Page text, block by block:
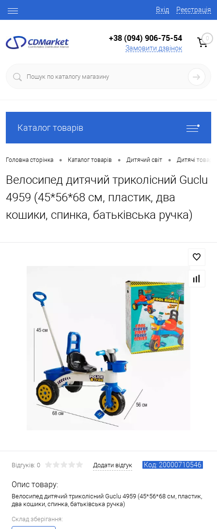
Вхід Реєстрація
+38 (094) 906-75-54
Замовити дзвінок
0
Каталог товарів
Головна сторінка • Каталог товарів • Дитячий світ • Дитячі
Велосипед дитячий триколісний Guclu
4959 (45*56*68 см, пластик, два
кошики, спинка, батьківська ручка)
Відгуків: 0 Додати відгук Код: 20000710546
Опис товару:
Велосипед дитячий триколісний Guclu 4959 (45*56*68 см, пластик,
два кошики, спинка, батьківська ручка)
Склад зберігання: